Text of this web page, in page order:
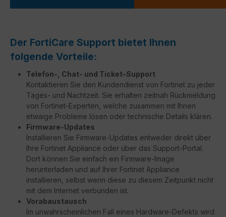
Der FortiCare Support bietet Ihnen
folgende Vorteile:
Telefon-, Chat- und Ticket-Support
Kontaktieren Sie den Kundendienst von Fortinet zu jeder
Tages- und Nachtzeit. Sie erhalten zeitnah Rückmeldung
von Fortinet-Experten, welche zusammen mit Ihnen
etwaige Probleme lösen oder technische Details klären.
Firmware-Updates
Installieren Sie Firmware-Updates entweder direkt über
Ihre Fortinet Appliance oder über das Support-Portal.
Dort können Sie einfach ein Firmware-Image
herunterladen und auf Ihrer Fortinet Appliance
installieren, selbst wenn diese zu diesem Zeitpunkt nicht
mit dem Internet verbunden ist.
Vorabaustausch
Im unwahrscheinlichen Fall eines Hardware-Defekts wird